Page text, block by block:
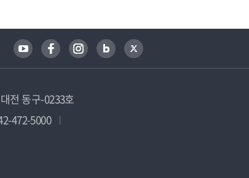
전 동구-0233호
472-5000